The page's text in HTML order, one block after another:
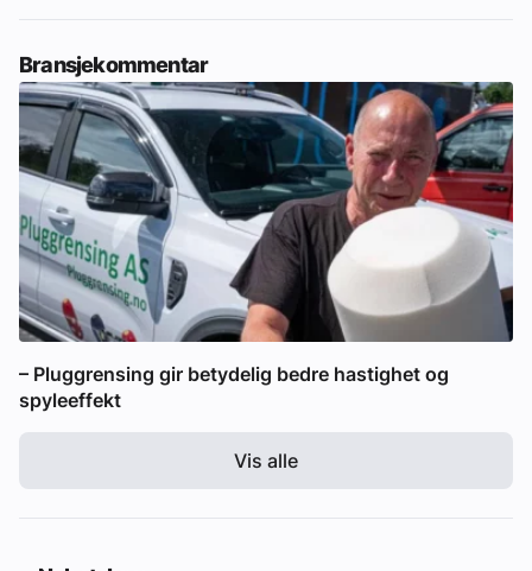
Bransjekommentar
– Pluggrensing gir betydelig bedre hastighet og
spyleeffekt
Vis alle